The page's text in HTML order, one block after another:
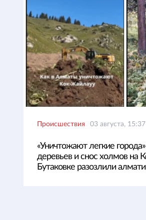
Происшествия 03 августа, 15:37
«Уничтожают легкие
деревьев и снос холмов на
Бутаковке разозлили